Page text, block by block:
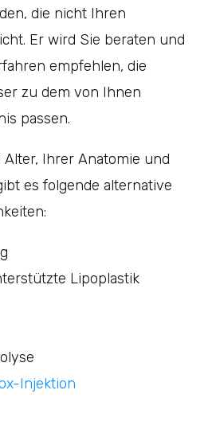
die nicht Ihren
Er wird Sie beraten und
empfehlen, die
zu dem von Ihnen
passen.
Ihrer Anatomie und
es folgende alternative
Lipoplastik
Injektion